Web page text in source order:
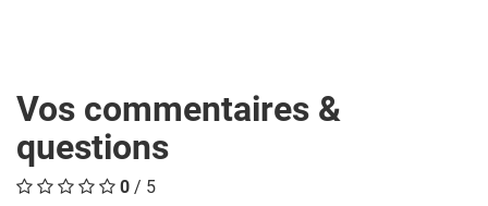
Vos commentaires &
questions
0 / 5